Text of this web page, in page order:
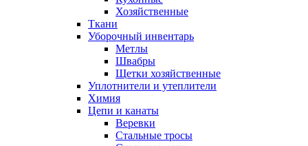
Хозяйственные
Ткани
Уборочный инвентарь
Метлы
Швабры
Щетки хозяйственные
Уплотнители и утеплители
Химия
Цепи и канаты
Веревки
Стальные тросы